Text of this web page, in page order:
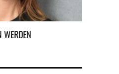
WERDEN